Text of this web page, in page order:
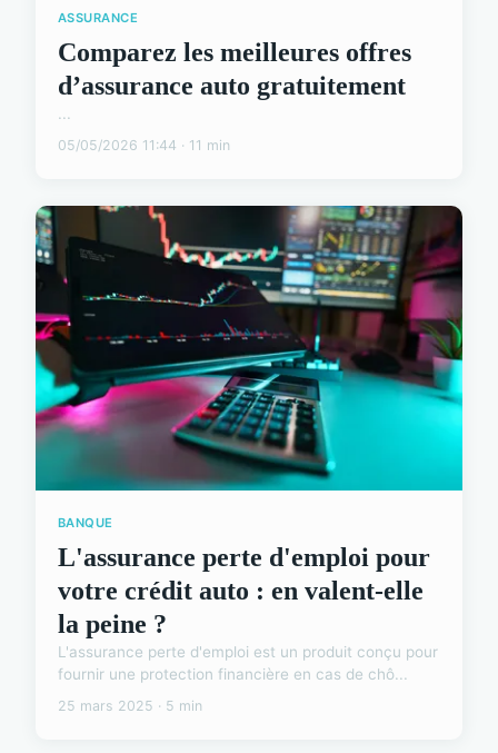
ASSURANCE
Comparez les meilleures offres
d’assurance auto gratuitement
...
05/05/2026 11:44 · 11 min
BANQUE
L'assurance perte d'emploi pour
votre crédit auto : en valent-elle
la peine ?
L'assurance perte d'emploi est un produit conçu pour
fournir une protection financière en cas de chô...
25 mars 2025 · 5 min